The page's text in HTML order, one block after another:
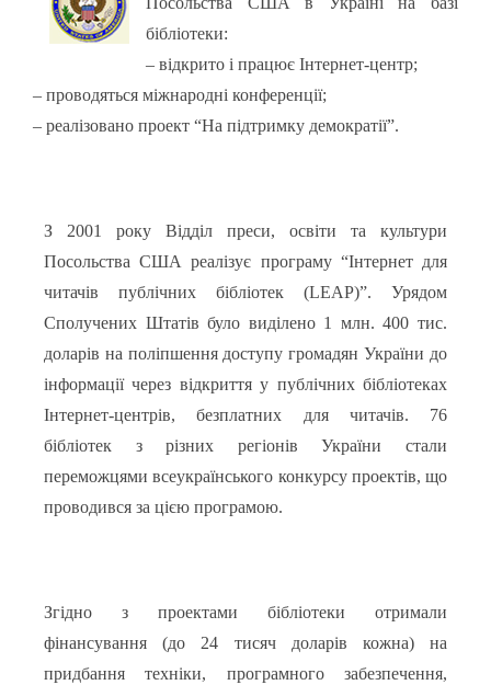
бібліотеки:
– відкрито і працює Інтернет-центр;
– проводяться міжнародні конференції;
– реалізовано проект “На підтримку демократії”.
З 2001 року Відділ преси, освіти та культури
Посольства США реалізує програму “Інтернет для
читачів публічних бібліотек (LЕАР)”. Урядом
Сполучених Штатів було виділено 1 млн. 400 тис.
доларів на поліпшення доступу громадян України до
інформації через відкриття у публічних бібліотеках
Інтернет-центрів, безплатних для читачів. 76
бібліотек з різних регіонів України стали
переможцями всеукраїнського конкурсу проектів, що
проводився за цією програмою.
Згідно з проектами бібліотеки отримали
фінансування (до 24 тисяч доларів кожна) на
придбання техніки, програмного забезпечення,